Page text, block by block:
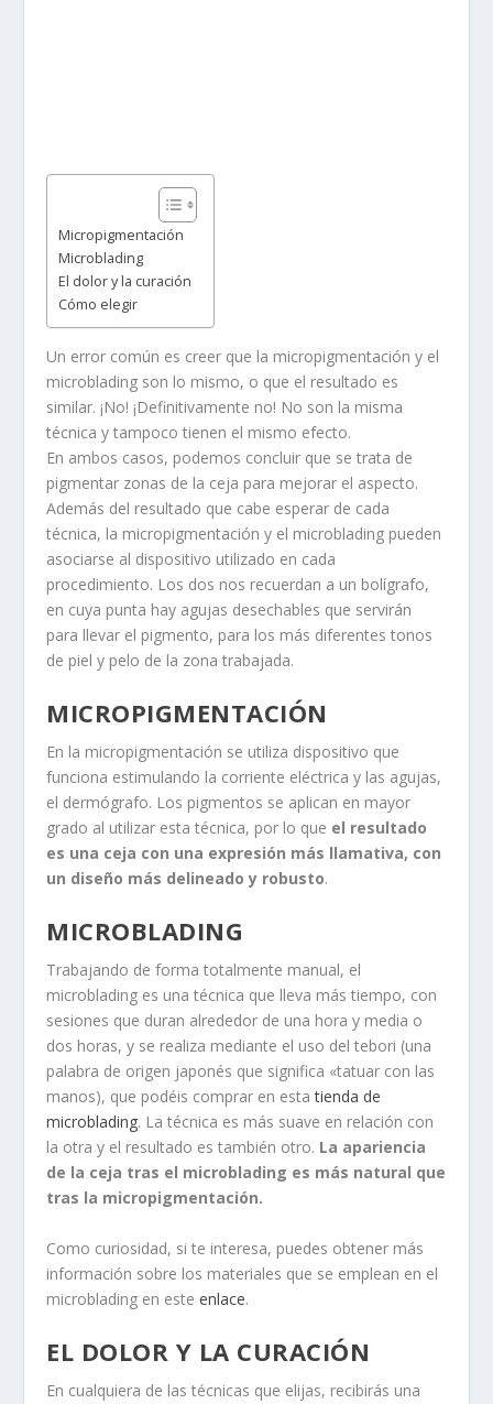
Micropigmentación
Microblading
El dolor y la curación
Cómo elegir
Un error común es creer que la micropigmentación y el
microblading son lo mismo, o que el resultado es
similar. ¡No! ¡Definitivamente no! No son la misma
técnica y tampoco tienen el mismo efecto.
En ambos casos, podemos concluir que se trata de
pigmentar zonas de la ceja para mejorar el aspecto.
Además del resultado que cabe esperar de cada
técnica, la micropigmentación y el microblading pueden
asociarse al dispositivo utilizado en cada
procedimiento. Los dos nos recuerdan a un bolígrafo,
en cuya punta hay agujas desechables que servirán
para llevar el pigmento, para los más diferentes tonos
de piel y pelo de la zona trabajada.
MICROPIGMENTACIÓN
En la micropigmentación se utiliza dispositivo que
funciona estimulando la corriente eléctrica y las agujas,
el dermógrafo. Los pigmentos se aplican en mayor
grado al utilizar esta técnica, por lo que el resultado
es una ceja con una expresión más llamativa, con
un diseño más delineado y robusto.
MICROBLADING
Trabajando de forma totalmente manual, el
microblading es una técnica que lleva más tiempo, con
sesiones que duran alrededor de una hora y media o
dos horas, y se realiza mediante el uso del tebori (una
palabra de origen japonés que significa «tatuar con las
manos), que podéis comprar en estatienda de
microblading. La técnica es más suave en relación con
la otra y el resultado es también otro. La apariencia
de la ceja tras el microblading es más natural que
tras la micropigmentación.
Como curiosidad, si te interesa, puedes obtener más
información sobre los materiales que se emplean en el
microblading en esteenlace.
EL DOLOR Y LA CURACIÓN
En cualquiera de las técnicas que elijas, recibirás una